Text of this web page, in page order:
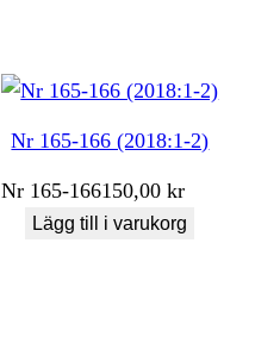
Nr 165-166 (2018:1-2)
Nr 165-166150,00kr
Lägg till i varukorg